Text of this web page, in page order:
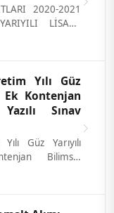
2020-2021
LİSANS
VE DERS
Yılı Güz
Ek Kontenjan
Sınav
Güz Yarıyılı
Bilimsel
yapt...